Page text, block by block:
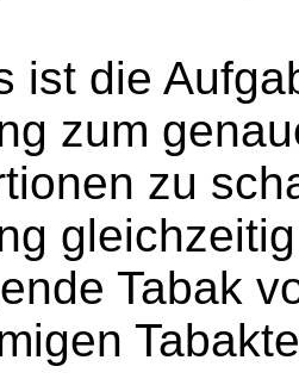
ist die
zum
zu
Tabak